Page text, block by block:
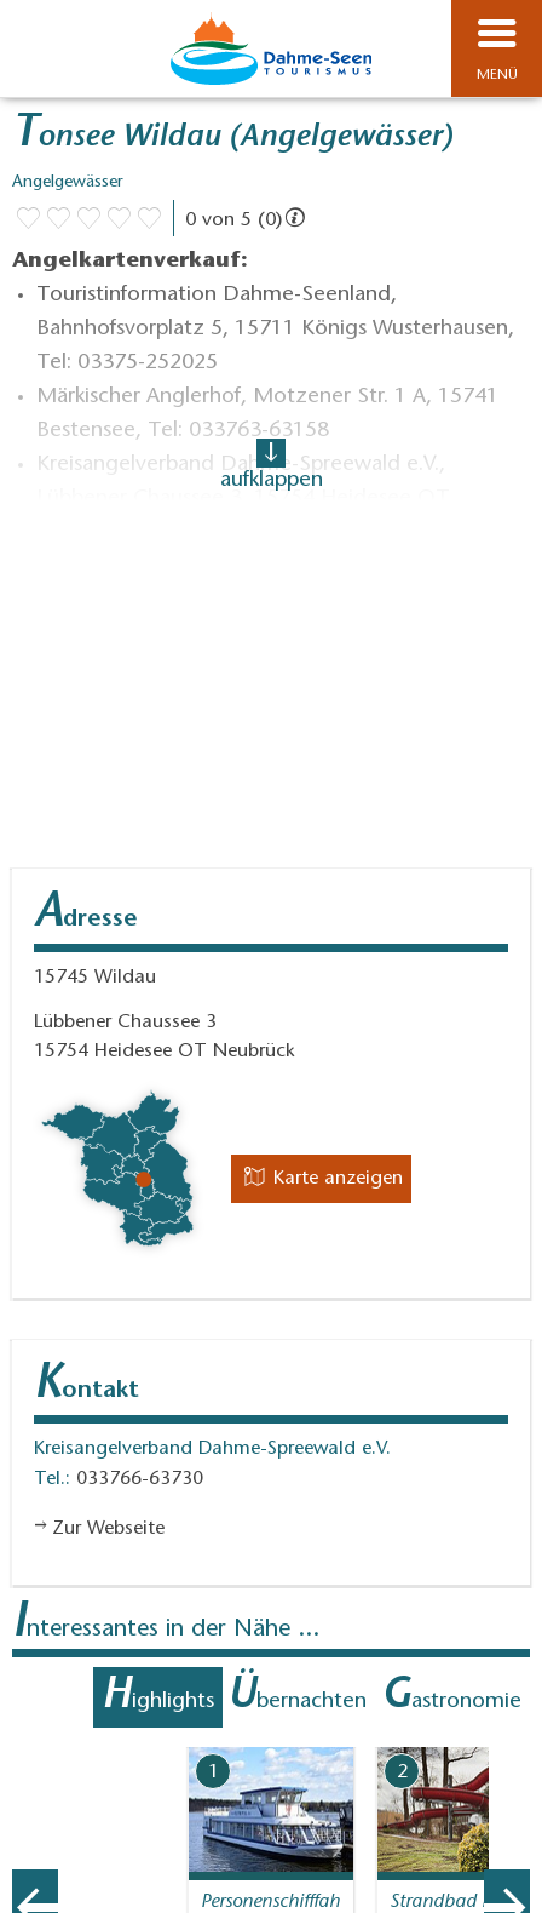
MENÜ
Tonsee Wildau (Angelgewässer)
Angelgewässer
0 von 5 (0)
Angelkartenverkauf:
Touristinformation Dahme-Seenland,
Bahnhofsvorplatz 5, 15711 Königs Wusterhausen,
Tel: 03375-252025
Märkischer Anglerhof, Motzener Str. 1 A, 15741
Bestensee, Tel: 033763-63158
Kreisangelverband Dahme-Spreewald e.V.,
aufklappen
Adresse
15745 Wildau
Lübbener Chaussee 3
15754 Heidesee OT Neubrück
Karte anzeigen
Kontakt
Kreisangelverband Dahme-Spreewald e.V.
Tel.: 033766-63730
Zur Webseite
Interessantes in der Nähe ...
Highlights Übernachten Gastronomie
1
Personenschifffah
2
Strandbad Neue